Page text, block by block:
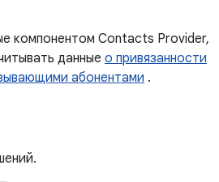
компонентом Contacts Provider,
данные о привязанности
абонентами .